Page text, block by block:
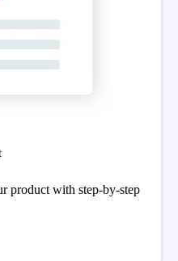
product with step-by-step